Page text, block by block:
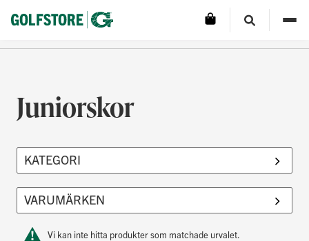
Juniorskor
Vi kan inte hitta produkter som matchade urvalet.